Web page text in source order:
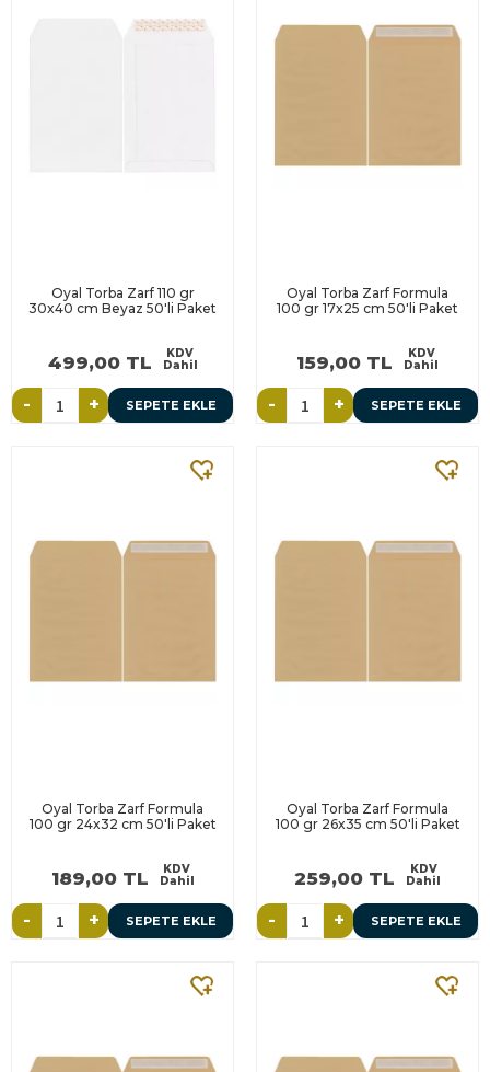
Oyal Torba Zarf 110 gr
30x40 cm Beyaz 50'li Paket
499,00 TL
KDV
Dahil
- + SEPETE EKLE
Oyal Torba Zarf Formula
100 gr 17x25 cm 50'li Paket
159,00 TL
KDV
Dahil
- + SEPETE EKLE
Oyal Torba Zarf Formula
100 gr 24x32 cm 50'li Paket
189,00 TL
KDV
Dahil
- + SEPETE EKLE
Oyal Torba Zarf Formula
100 gr 26x35 cm 50'li Paket
259,00 TL
KDV
Dahil
- + SEPETE EKLE